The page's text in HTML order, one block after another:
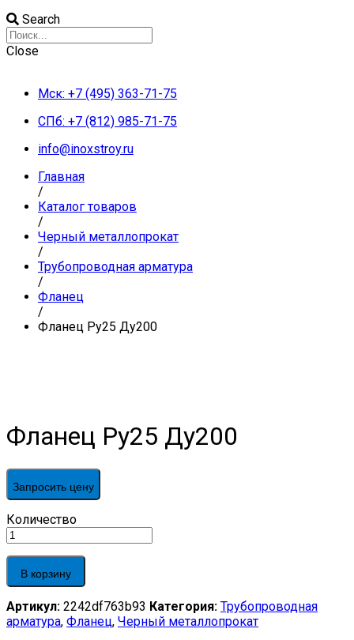
Search
Close
Мск: +7 (495) 363-71-75
СПб: +7 (812) 985-71-75
info@inoxstroy.ru
Главная
/
Каталог товаров
/
Черный металлопрокат
/
Трубопроводная арматура
/
Фланец
/
Фланец Ру25 Ду200
Фланец Ру25 Ду200
Запросить цену
Фланец
Ру25
Ду200
quantity
Количество
В корзину
Артикул: 2242df763b93 Категория: Трубопроводная
арматура, Фланец, Черный металлопрокат